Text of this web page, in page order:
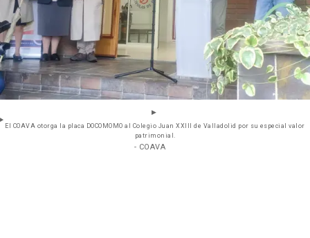
El COAVA otorga la placa DOCOMOMO al Colegio Juan XXIII de Valladolid por su especial valor
patrimonial.
- COAVA